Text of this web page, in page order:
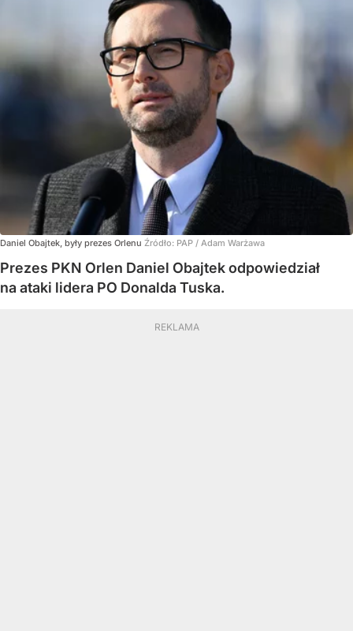
Daniel Obajtek, były prezes Orlenu Źródło: PAP / Adam Warżawa
Prezes PKN Orlen Daniel Obajtek odpowiedział
na ataki lidera PO Donalda Tuska.